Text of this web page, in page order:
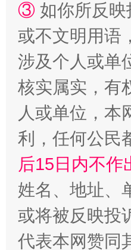
网上购药对药下症
③ 如你所反
或不文明用语
涉及个人或单
核实属实，有
人或单位，本
利，任何公民
后15日内不作
姓名、地址、
或将被反映投
代表本网赞同